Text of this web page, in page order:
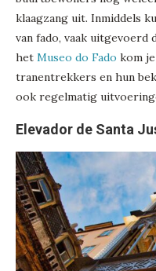
klaagzang uit. Inmiddels
van fado, vaak
het Museo do Fado kom
tranentrekkers en hun
ook regelmatig
Elevador de Santa